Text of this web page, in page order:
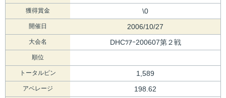
獲得賞金 \0
開催日 2006/10/27
大会名 DHCﾂｱｰ200607第２戦
順位
トータルピン 1,589
アベレージ 198.62